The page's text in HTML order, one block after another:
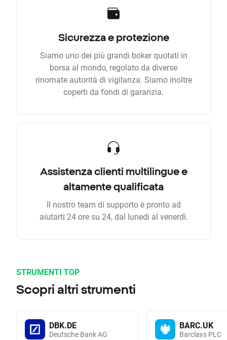
Sicurezza e protezione
Siamo uno dei più grandi boker quotati in
borsa al mondo, regolato da diverse
rinomate autorità di vigilanza. Siamo inoltre
coperti da fondi di garanzia.
Assistenza clienti multilingue e
altamente qualificata
Il nostro team di supporto è pronto ad
aiutarti 24 ore su 24, dal lunedì al venerdì.
STRUMENTI TOP
Scopri altri strumenti
DBK.DE
Deutsche Bank AG
BARC.UK
Barclays PLC